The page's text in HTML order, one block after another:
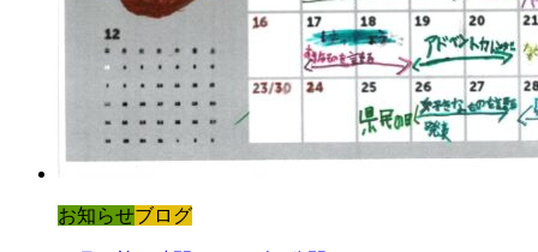
お知らせブログ